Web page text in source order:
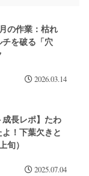
の作業：枯れ
を破る「穴
2026.03.14
長レポ】たわ
！下葉欠きと
旬）
2025.07.04